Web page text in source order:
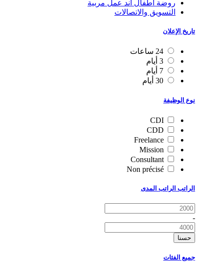
روضة أطفال آند عمل مربية
التسويق والاتصالات
تاريخ الإعلان
24 ساعات
3 أيام
7 أيام
30 أيام
نوع الوظيفة
CDI
CDD
Freelance
Mission
Consultant
Non précisé
الراتب الراتب المدى
-
حسنا
جميع الفئات